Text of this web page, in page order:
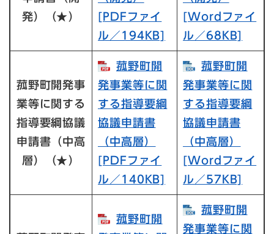
発）（★）
[PDFファイ
ル／194KB]
[Wordファイ
ル／68KB]
菰野町開発事
業等に関する
指導要綱協議
申請書（中高
層）（★）
菰野町開
発事業等に関
する指導要綱
協議申請書
（中高層）​
[PDFファイ
ル／140KB]
菰野町開
発事業等に関
する指導要綱
協議申請書
（中高層）​
[Wordファイ
ル／57KB]
菰野町開
菰野町開
発事業等に関